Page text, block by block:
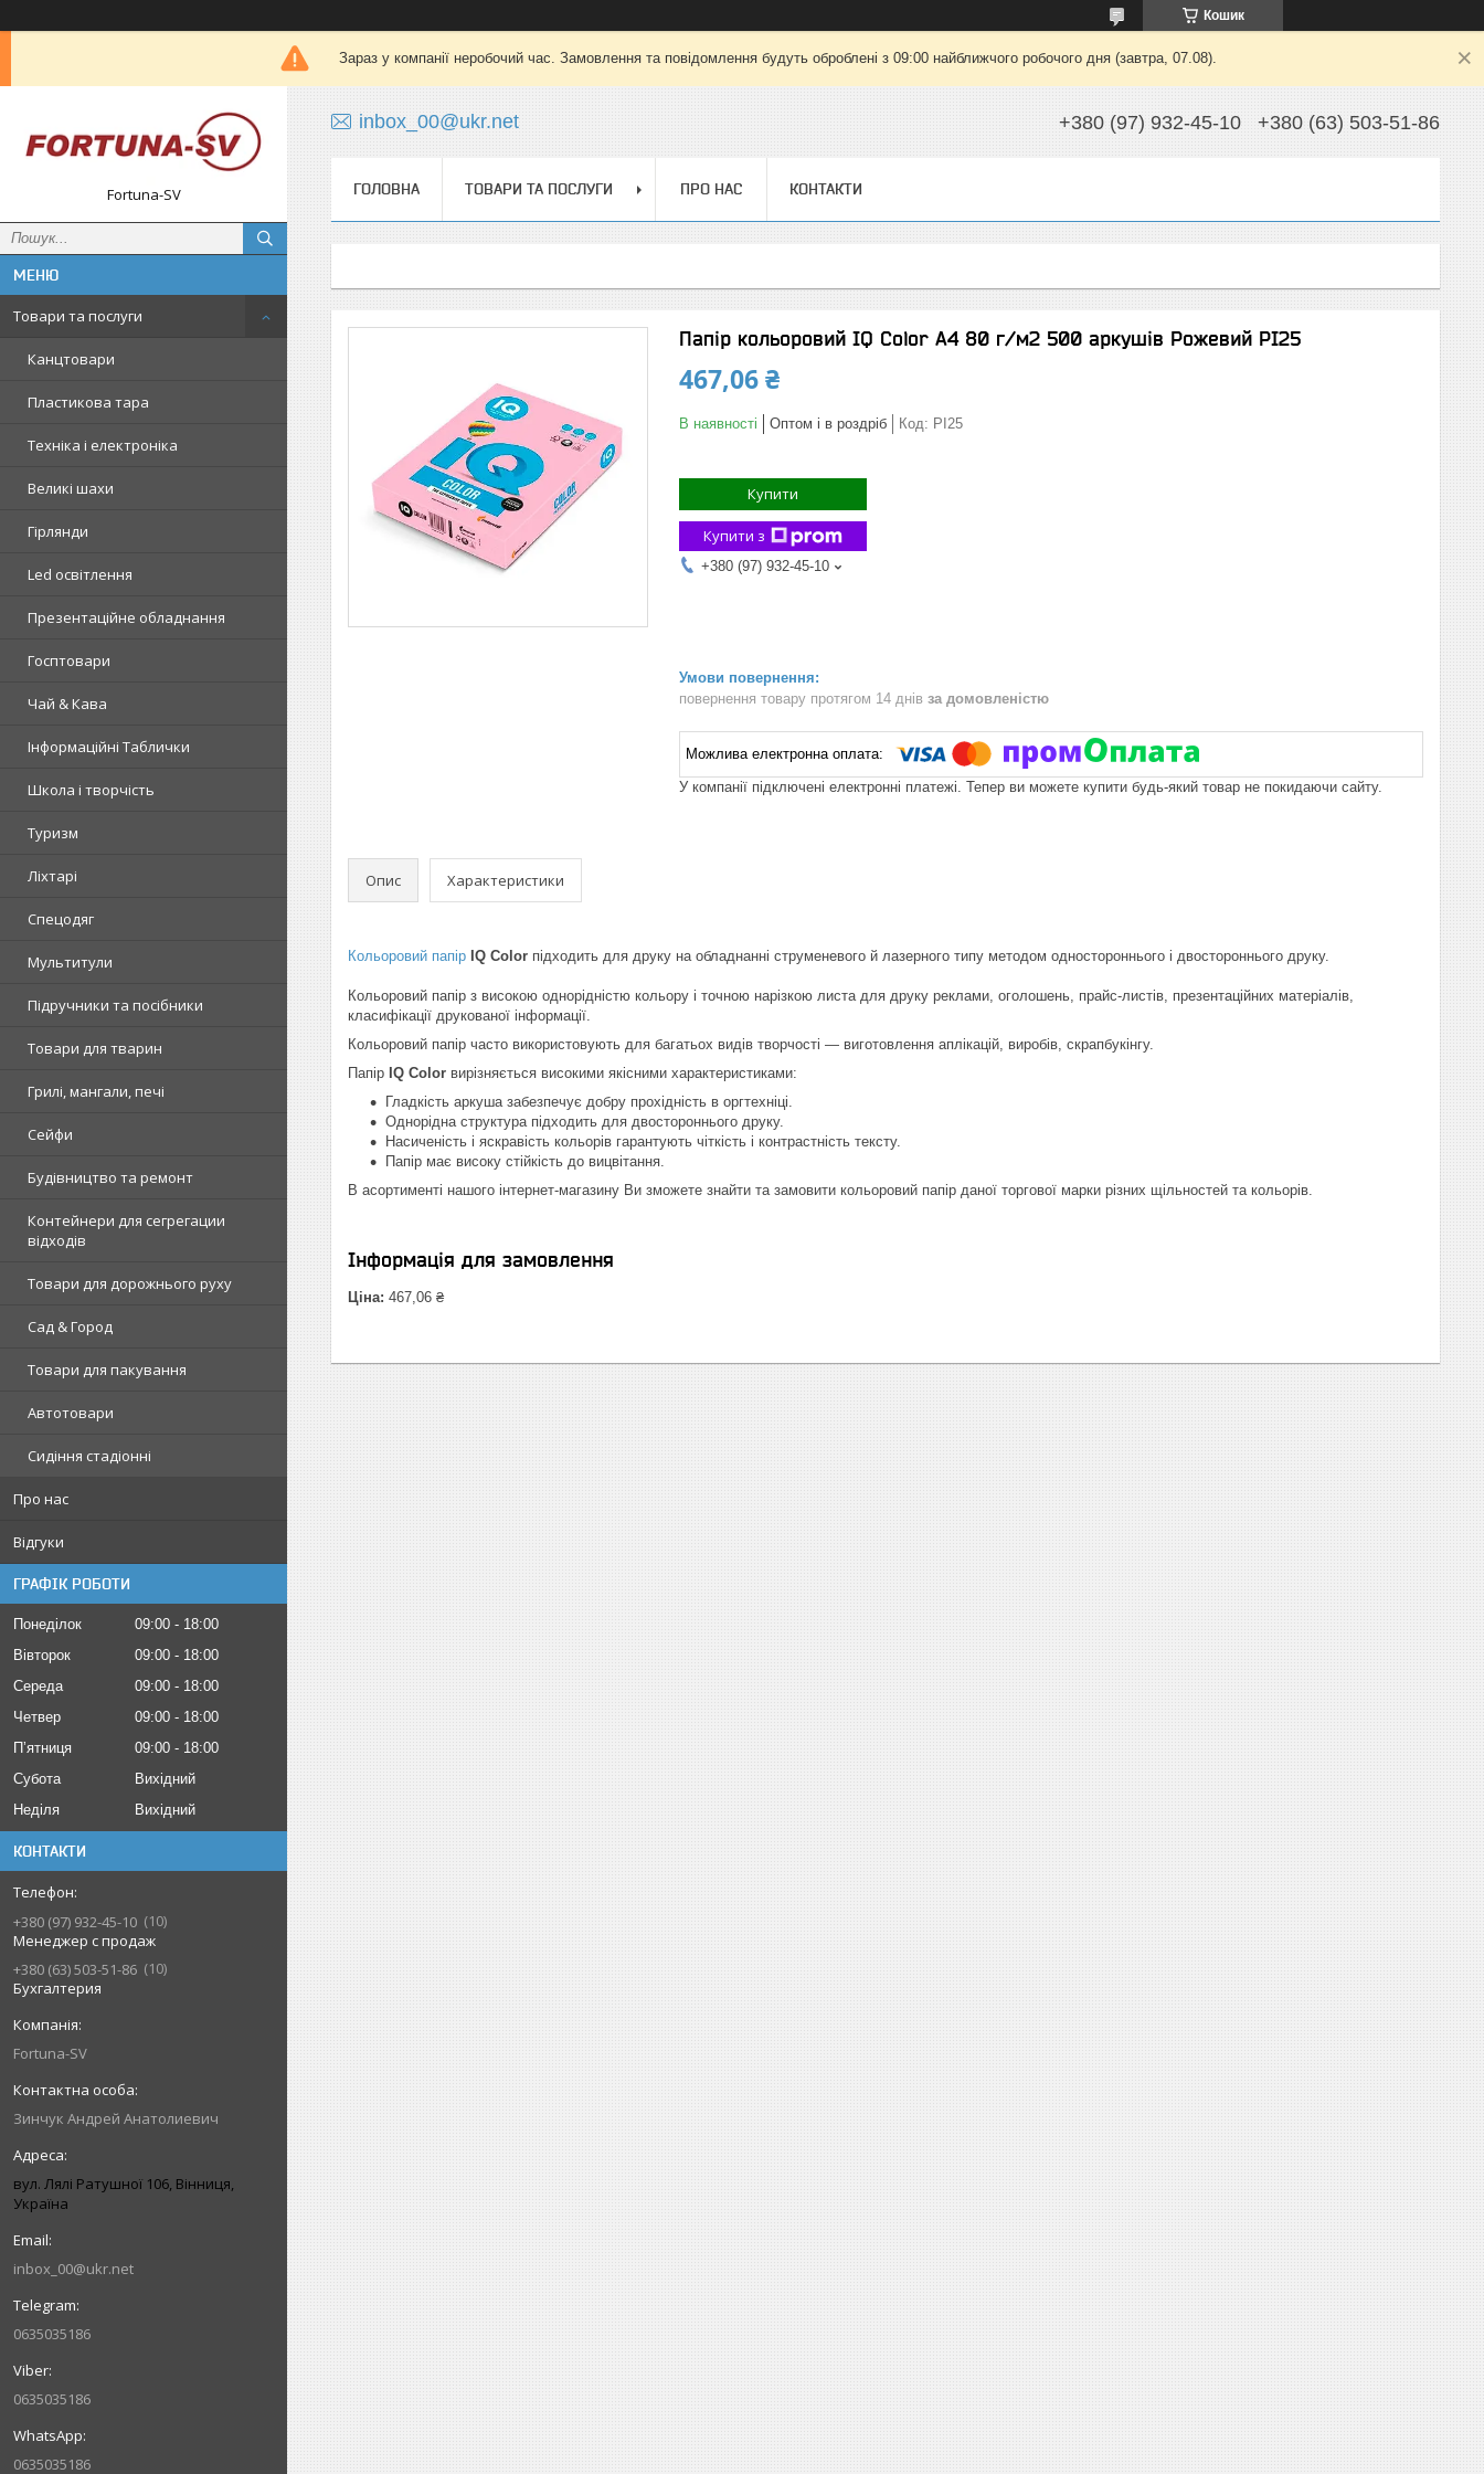
Кошик
Зараз у компанії неробочий час. Замовлення та повідомлення будуть оброблені з 09:00 найближчого робочого дня (завтра, 07.08).
Fortuna-SV
Товари та послуги
Канцтовари
Пластикова тара
Техніка і електроніка
Великі шахи
Гірлянди
Led освітлення
Презентаційне обладнання
Госптовари
Чай & Кава
Інформаційні Таблички
Школа і творчість
Туризм
Ліхтарі
Спецодяг
Мультитули
Підручники та посібники
Товари для тварин
Грилі, мангали, печі
Сейфи
Будівництво та ремонт
Контейнери для сегрегации
відходів
Товари для дорожнього руху
Сад & Город
Товари для пакування
Автотовари
Сидіння стадіонні
Про нас
Відгуки
ГРАФІК РОБОТИ
Понеділок 09:00
18:00
Вівторок
09:00
18:00
Середа
09:00
18:00
Четвер
09:00
18:00
Пʼятниця
09:00
18:00
Субота
Вихідний
Неділя
Вихідний
КОНТАКТИ
+380 (97) 932-45-10
10
Менеджер с продаж
+380 (63) 503-51-86
10
Бухгалтерия
Fortuna-SV
Зинчук Андрей Анатолиевич
вул. Лялі Ратушної 106, Вінниця,
Україна
inbox_00@ukr.net
0635035186
0635035186
0635035186
inbox_00@ukr.net +380 (97) 932-45-10 +380 (63) 503-51-86
ГОЛОВНА ТОВАРИ ТА ПОСЛУГИ ПРО НАС КОНТАКТИ
Папір кольоровий IQ Color A4 80 г/м2 500 аркушів Рожевий PI25
467,06 ₴
В наявності Оптом і в роздріб Код: PI25
Купити
Купити з
+380 (97) 932-45-10
повернення товару протягом 14 днів за домовленістю
У компанії підключені електронні платежі. Тепер ви можете купити будь-який товар не покидаючи сайту.
Опис Характеристики
Кольоровий папір IQ Color підходить для друку на обладнанні струменевого й лазерного типу методом одностороннього і двостороннього друку.
Кольоровий папір з високою однорідністю кольору і точною нарізкою листа для друку реклами, оголошень, прайс-листів, презентаційних матеріалів,
класифікації друкованої інформації.
Кольоровий папір часто використовують для багатьох видів творчості — виготовлення аплікацій, виробів, скрапбукінгу.
Папір IQ Color вирізняється високими якісними характеристиками:
Гладкість аркуша забезпечує добру прохідність в оргтехніці.
Однорідна структура підходить для двостороннього друку.
Насиченість і яскравість кольорів гарантують чіткість і контрастність тексту.
Папір має високу стійкість до вицвітання.
В асортименті нашого інтернет-магазину Ви зможете знайти та замовити кольоровий папір даної торгової марки різних щільностей та кольорів.
Інформація для замовлення
Ціна: 467,06 ₴